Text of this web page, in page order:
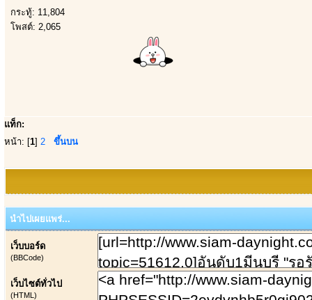
กระทู้: 11,804
โพสต์: 2,065
แท็ก:
หน้า: [1] 2 ขึ้นบน
นำไปเผยแพร่...
เว็บบอร์ด
(BBCode)
เว็บไซต์ทั่วไป
(HTML)